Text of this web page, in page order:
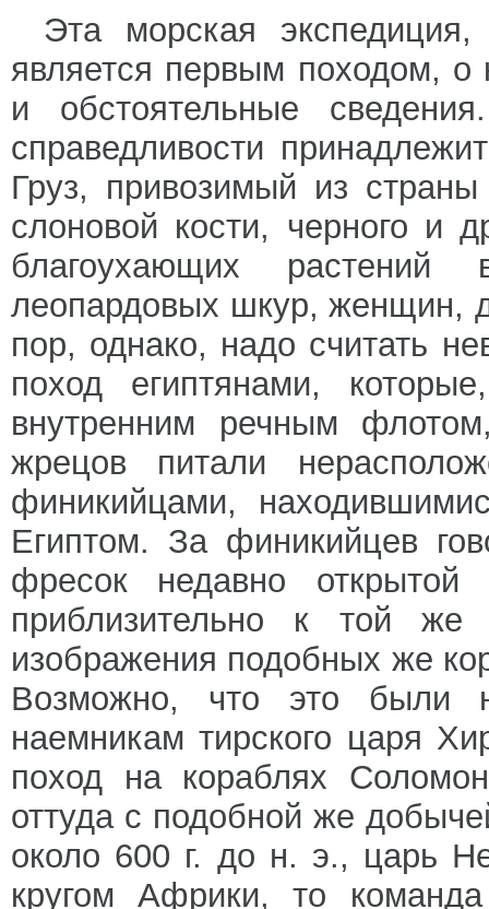
Эта морская
является первым походом,
и обстоятельные
справедливости
Груз, привозимый из
слоновой кости, черного и
благоухающих
леопардовых шкур, женщин,
пор, однако, надо считать
поход египтянами,
внутренним речным
жрецов питали
финикийцами,
Египтом. За финикийцев
фресок недавно
приблизительно к той
изображения подобных же
Возможно, что это были
наемникам тирского царя
поход на кораблях
оттуда с подобной же
около 600 г. до н. э., царь
кругом Африки, то